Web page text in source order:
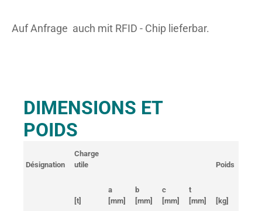
Auf Anfrage auch mit RFID - Chip lieferbar.
DIMENSIONS ET
POIDS
Désignation
Charge
utile
Poids
[t]
a
[mm]
b
[mm]
c
[mm]
t
[mm]
[kg]